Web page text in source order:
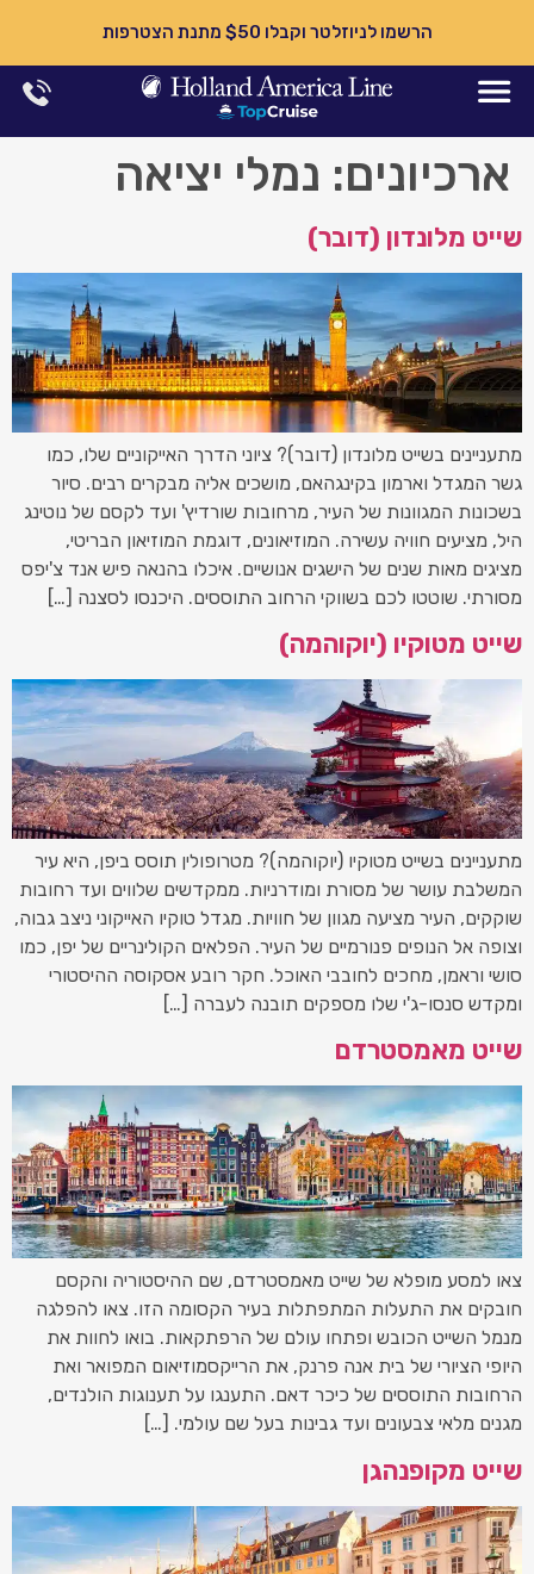
הרשמו לניוזלטר וקבלו $50 מתנת הצטרפות
ארכיונים: נמלי יציאה
שייט מלונדון (דובר)
מתעניינים בשייט מלונדון (דובר)? ציוני הדרך האייקוניים שלו, כמו
גשר המגדל וארמון בקינגהאם, מושכים אליה מבקרים רבים. סיור
בשכונות המגוונות של העיר, מרחובות שורדיץ' ועד לקסם של נוטינג
היל, מציעים חוויה עשירה. המוזיאונים, דוגמת המוזיאון הבריטי,
מציגים מאות שנים של הישגים אנושיים. איכלו בהנאה פיש אנד צ'יפס
מסורתי. שוטטו לכם בשווקי הרחוב התוססים. היכנסו לסצנה […]
שייט מטוקיו (יוקוהמה)
מתעניינים בשייט מטוקיו (יוקוהמה)? מטרופולין תוסס ביפן, היא עיר
המשלבת עושר של מסורת ומודרניות. ממקדשים שלווים ועד רחובות
שוקקים, העיר מציעה מגוון של חוויות. מגדל טוקיו האייקוני ניצב גבוה,
וצופה אל הנופים פנורמיים של העיר. הפלאים הקולינריים של יפן, כמו
סושי וראמן, מחכים לחובבי האוכל. חקר רובע אסקוסה ההיסטורי
ומקדש סנסו-ג'י שלו מספקים תובנה לעברה […]
שייט מאמסטרדם
צאו למסע מופלא של שייט מאמסטרדם, שם ההיסטוריה והקסם
חובקים את התעלות המתפתלות בעיר הקסומה הזו. צאו להפלגה
מנמל השייט הכובש ופתחו עולם של הרפתקאות. בואו לחוות את
היופי הציורי של בית אנה פרנק, את הרייקסמוזיאום המפואר ואת
הרחובות התוססים של כיכר דאם. התענגו על תענוגות הולנדים,
מגנים מלאי צבעונים ועד גבינות בעל שם עולמי. […]
שייט מקופנהגן